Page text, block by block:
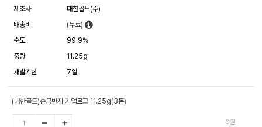
제조사
대한골드(주)
배송비
(무료)
순도
99.9%
중량
11.25g
개발기한
7일
(대한골드)순금반지 기업로고 11.25g(3돈)
0원